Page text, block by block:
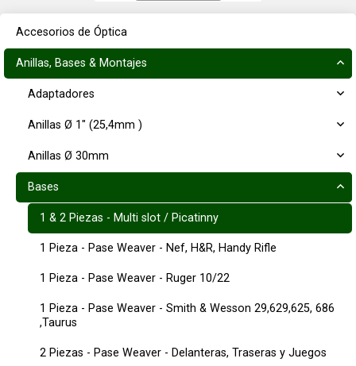
Accesorios de Óptica
Anillas, Bases & Montajes
Adaptadores
Anillas Ø 1" (25,4mm )
Anillas Ø 30mm
Bases
1 & 2 Piezas - Multi slot / Picatinny
1 Pieza - Pase Weaver - Nef, H&R, Handy Rifle
1 Pieza - Pase Weaver - Ruger 10/22
1 Pieza - Pase Weaver - Smith & Wesson 29,629,625, 686
,Taurus
2 Piezas - Pase Weaver - Delanteras, Traseras y Juegos